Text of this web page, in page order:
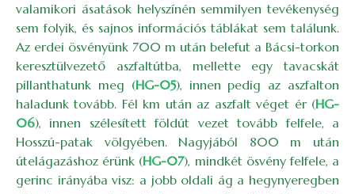
valamikori ásatások helyszínén semmilyen tevékenység
sem folyik, és sajnos információs táblákat sem találunk.
Az erdei ösvényünk 700 m után belefut a Bácsi-torkon
keresztülvezető aszfaltútba, mellette egy tavacskát
pillanthatunk meg (HG-05), innen pedig az aszfalton
haladunk tovább. Fél km után az aszfalt véget ér (HG-
06), innen szélesített földút vezet tovább felfele, a
Hosszú-patak völgyében. Nagyjából 800 m után
útelágazáshoz érünk (HG-07), mindkét ösvény felfele, a
gerinc irányába visz: a jobb oldali ág a hegynyeregben